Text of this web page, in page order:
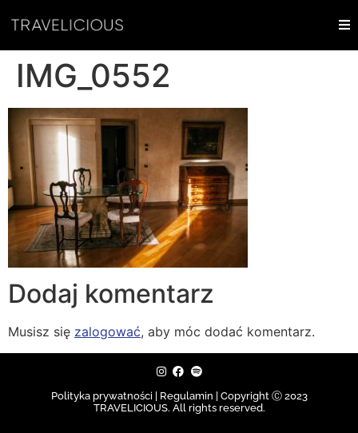
IMG_0552
Dodaj komentarz
Musisz się zalogować, aby móc dodać komentarz.
Polityka prywatności | Regulamin | Copyright Ⓒ 2023
TRAVELICIOUS. All rights reserved.